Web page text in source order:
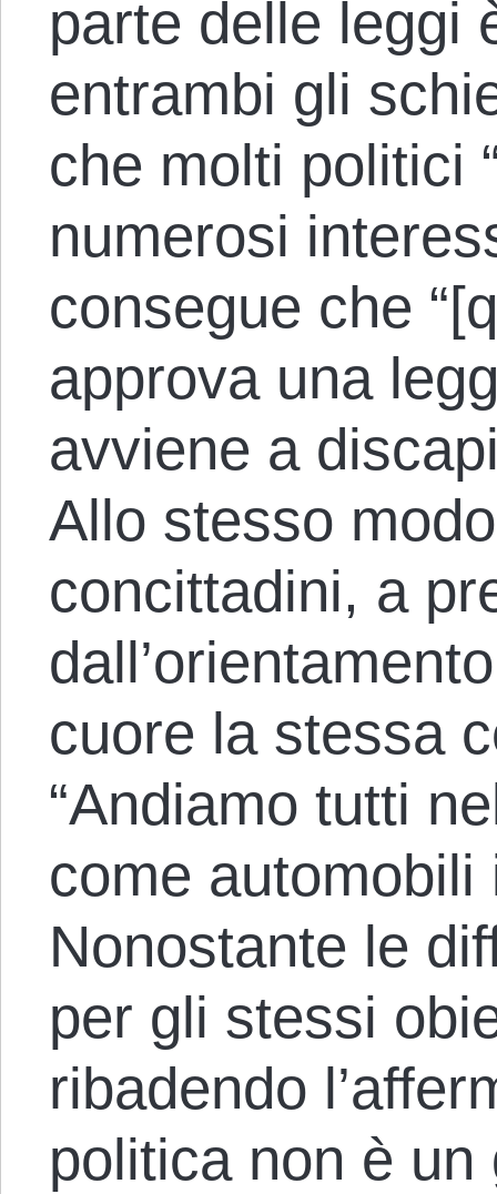
parte delle leggi
entrambi gli
che molti politici
numerosi
consegue che
approva una
avviene a
Allo stesso
concittadini, a
cuore la stessa
“Andiamo tutti
come automobili
Nonostante le
per gli stessi
ribadendo
politica non è